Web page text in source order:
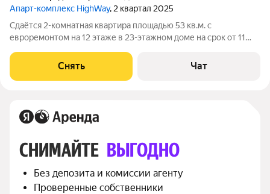
Апарт-комплекс HighWay, 2 квартал 2025
Сдаётся 2-комнатная квартира площадью 53 кв.м. с
евроремонтом на 12 этаже в 23-этажном доме на срок от 11
Холодильник Посудомоечная машина Кондиционер Бойлер
Микроволновка Дом - монолитный,
Снять Чат
СНИМАЙТЕ ВЫГОДНО
Без депозита и комиссии агенту
Проверенные собственники